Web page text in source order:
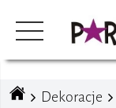
Dekoracje